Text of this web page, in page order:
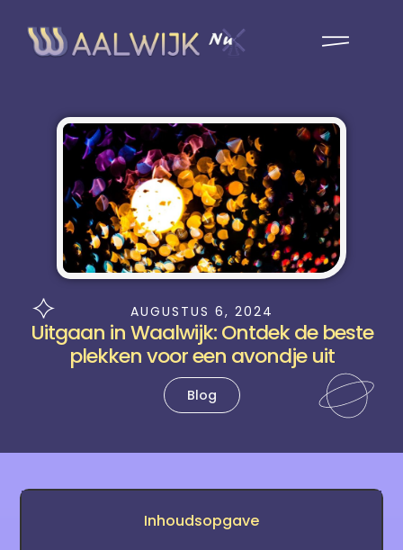
AUGUSTUS 6, 2024
Uitgaan in Waalwijk: Ontdek de beste
plekken voor een avondje uit
Blog
Inhoudsopgave